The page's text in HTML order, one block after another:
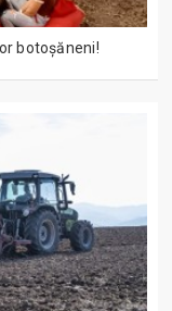
botoșăneni!